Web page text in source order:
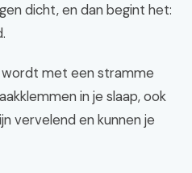
dicht, en dan begint het:
met een stramme
in je slaap, ook
vervelend en kunnen je